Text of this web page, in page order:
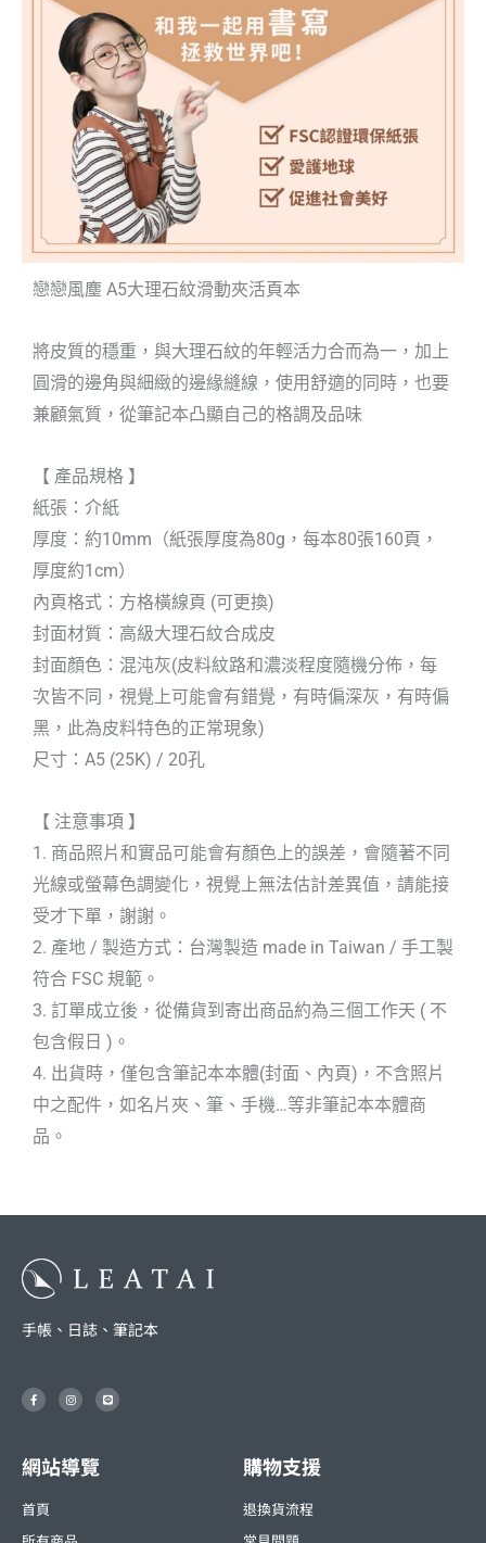
戀戀風塵 A5大理石紋滑動夾活頁本
將皮質的穩重，與大理石紋的年輕活力合而為一，加上
圓滑的邊角與細緻的邊緣縫線，使用舒適的同時，也要
兼顧氣質，從筆記本凸顯自己的格調及品味
【 產品規格 】
紙張：介紙
厚度：約10mm（紙張厚度為80g，每本80張160頁，
厚度約1cm）
內頁格式：方格橫線頁 (可更換)
封面材質：高級大理石紋合成皮
封面顏色：混沌灰(皮料紋路和濃淡程度隨機分佈，每
次皆不同，視覺上可能會有錯覺，有時偏深灰，有時偏
黑，此為皮料特色的正常現象)
尺寸：A5 (25K) / 20孔
【 注意事項 】
1. 商品照片和實品可能會有顏色上的誤差，會隨著不同
光線或螢幕色調變化，視覺上無法估計差異值，請能接
受才下單，謝謝。
2. 產地 / 製造方式：台灣製造 made in Taiwan / 手工製
符合 FSC 規範。
3. 訂單成立後，從備貨到寄出商品約為三個工作天 ( 不
包含假日 )。
4. 出貨時，僅包含筆記本本體(封面、內頁)，不含照片
中之配件，如名片夾、筆、手機…等非筆記本本體商
品。
手帳、日誌、筆記本
F
a
c
o
k
-
I
n
s
r
a
m
L
i
n
網站導覽
首頁
購物支援
退換貨流程